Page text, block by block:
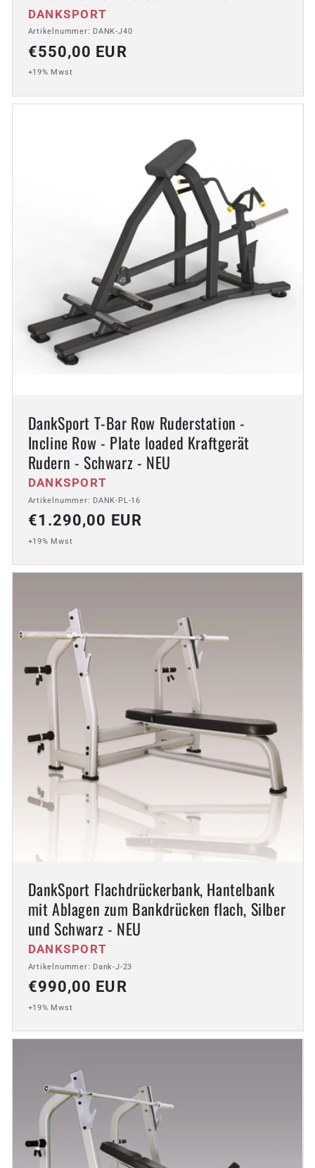
Anbieter:
DANKSPORT
Artikelnummer: DANK-J40
Normaler
Preis
€550,00 EUR
+19% Mwst
DankSport T-Bar Row Ruderstation -
Incline Row - Plate loaded Kraftgerät
Rudern - Schwarz - NEU
Anbieter:
DANKSPORT
Artikelnummer: DANK-PL-16
Normaler
Preis
€1.290,00 EUR
+19% Mwst
DankSport Flachdrückerbank, Hantelbank
mit Ablagen zum Bankdrücken flach, Silber
und Schwarz - NEU
Anbieter:
DANKSPORT
Artikelnummer: Dank-J-23
Normaler
Preis
€990,00 EUR
+19% Mwst